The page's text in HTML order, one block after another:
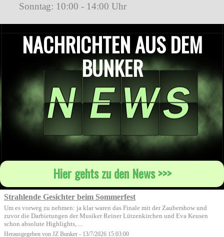
Sonntag: 10:00 - 14:00 Uhr
NACHRICHTEN AUS DEM
BUNKER
Hier gehts zu den News >>>
Strahlende Gesichter beim Sommerfest
Um es vorweg zu nehmen: ja klar waren das Finale mit der Zaubershow und
zuvor die Darbietungen der Musiker Reiner Lützenkirchen und Eva Keusen
schon absolute Highlights, ...
Herausgegeben von JZ Bunker - 13/7/2026 15:03:00